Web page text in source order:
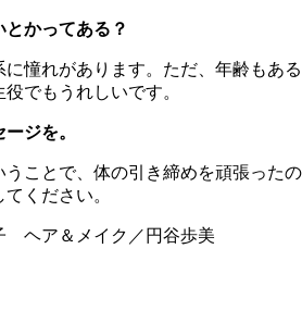
かってある？
憧れがあります。ただ、年齢もある
でもうれしいです。
ジを。
ことで、体の引き締めを頑張ったの
ください。
ヘア＆メイク／円谷歩美